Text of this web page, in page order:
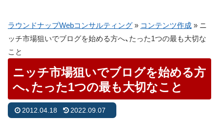
ラウンドナップWebコンサルティング » コンテンツ作成 » ニ
ッチ市場狙いでブログを始める方へ、たった1つの最も大切な
こと
ニッチ市場狙いでブログを始める方
へ、たった1つの最も大切なこと
2012.04.18 2022.09.07